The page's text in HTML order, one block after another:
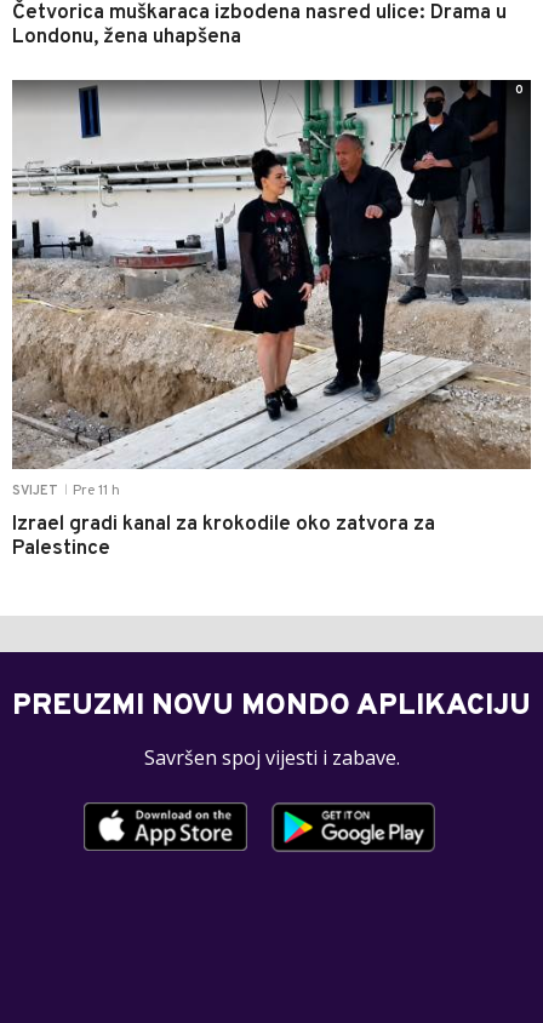
Četvorica muškaraca izbodena nasred ulice: Drama u
Londonu, žena uhapšena
SVIJET Pre 11 h
Izrael gradi kanal za krokodile oko zatvora za
Palestince
0
PREUZMI NOVU MONDO APLIKACIJU
Savršen spoj vijesti i zabave.